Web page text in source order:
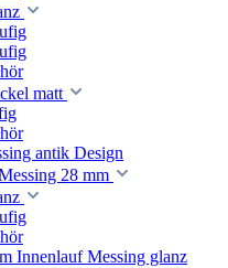
matt
antik Design
28 mm
Innenlauf Messing glanz